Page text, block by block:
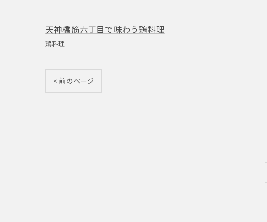
天神橋筋六丁目で味わう鶏料理
鶏料理
< 前のページ